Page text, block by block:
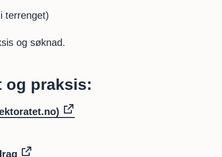
terrenget)
og søknad.
og praksis: